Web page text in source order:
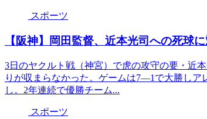
スポーツ
【阪神】岡田監督、近本光司への死球
3日のヤクルト戦（神宮）で虎の攻守の要・近
りが収まらなかった。ゲームは7―1で大勝しア
し。2年連続で優勝チーム...
スポーツ